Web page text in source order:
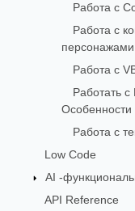
Работа с
Работа с
персонажами
Работа с
Работать
Особенности
Работа с
Low Code
AI -
API Reference